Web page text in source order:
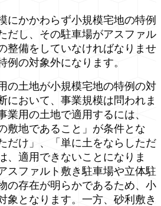
かかわらず小規模宅地の特例
だし、その駐車場がアスファル
整備をしていなければなりませ
例の対象外になります。
の土地が小規模宅地の特例の対
において、事業規模は問われま
業用の土地で適用するには、
敷地であること」が条件とな
だけ」、「単に土をならしただ
、適用できないことになりま
スファルト敷き駐車場や立体駐
の存在が明らかであるため、小
象となります。一方、砂利敷き